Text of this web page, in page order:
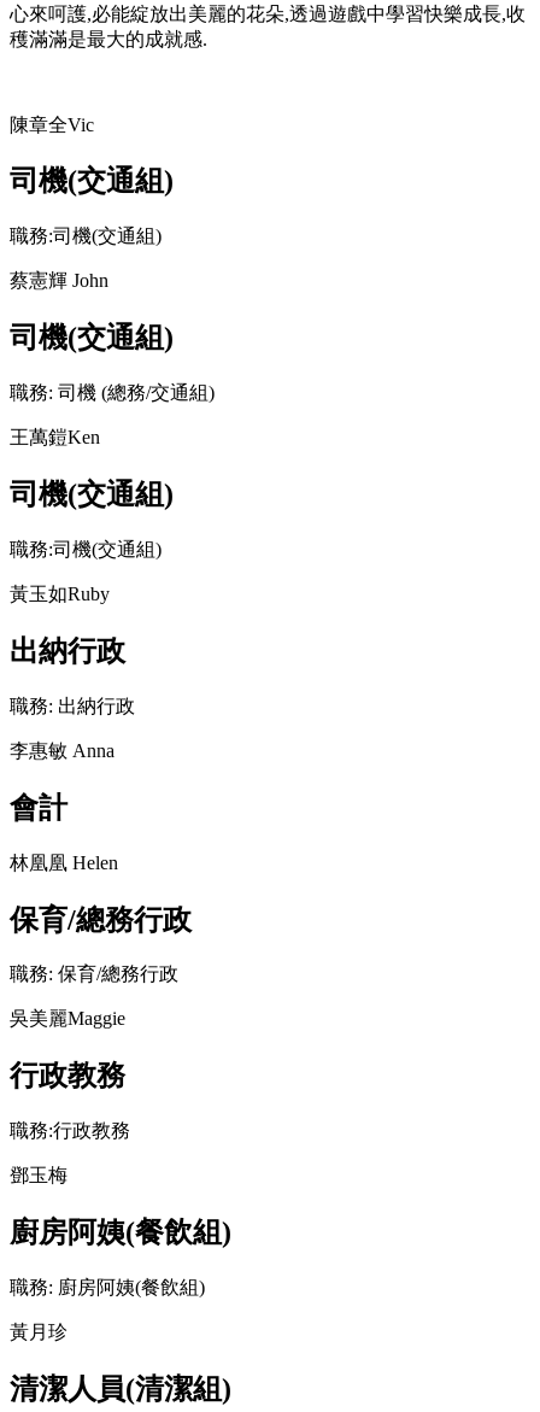
心來呵護,必能綻放出美麗的花朵,透過遊戲中學習快樂成長,收
穫滿滿是最大的成就感.
陳章全Vic
司機(交通組)
職務:司機(交通組)
蔡憲輝 John
司機(交通組)
職務: 司機 (總務/交通組)
王萬鎧Ken
司機(交通組)
職務:司機(交通組)
黃玉如Ruby
出納行政
職務: 出納行政
李惠敏 Anna
會計
林凰凰 Helen
保育/總務行政
職務: 保育/總務行政
吳美麗Maggie
行政教務
職務:行政教務
鄧玉梅
廚房阿姨(餐飲組)
職務: 廚房阿姨(餐飲組)
黃月珍
清潔人員(清潔組)